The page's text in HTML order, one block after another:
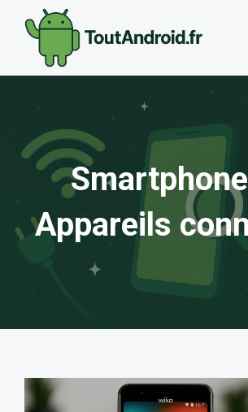
contenu
Appareils